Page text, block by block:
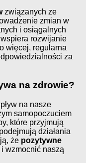
związanych ze
zmian w
i osiągalnych
rozwijanie
więcej, regularna
za
na zdrowie?
na nasze
samopoczuciem
które przyjmują
działania
że pozytywne
wzmocnić naszą